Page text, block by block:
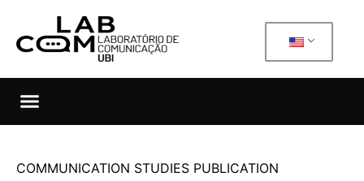
COMMUNICATION STUDIES PUBLICATION